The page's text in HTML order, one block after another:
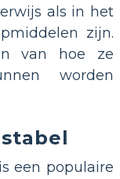
als in het
zijn.
van hoe ze
worden
een populaire